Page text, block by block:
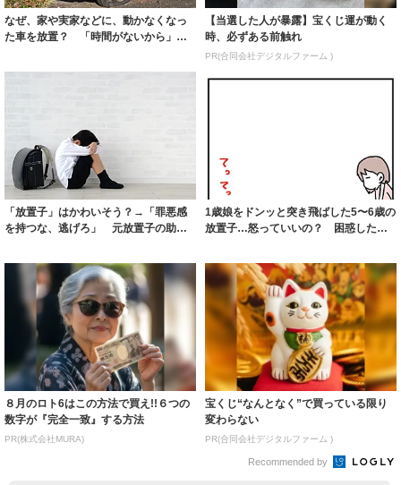
なぜ、家や実家などに、動かなくなっ
た車を放置？ 「時間がないから」
【当選した人が暴露】宝くじ運が動く
時、必ずある前触れ
PR(合同会社デジタルファーム )
「放置子」はかわいそう？→「罪悪感
を持つな、逃げろ」 元放置子の助言
1歳娘をドンッと突き飛ばした5〜6歳の
放置子…怒っていいの？ 困惑した母
８月のロト6はこの方法で買え!!６つの
数字が『完全一致』する方法
PR(株式会社MURA)
宝くじ“なんとなく”で買っている限り
変わらない
PR(合同会社デジタルファーム )
Recommended by